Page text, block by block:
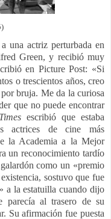
una actriz perturbada en
Green, y recibió muy
en Picture Post: «Si
o trescientos años, creo
bruja. Me da la curiosa
que no puede encontrar
escribió que estaba
actrices de cine más
la Academia a la Mejor
un reconocimiento tardío
como un «premio
sostuvo que fue
a la estatuilla cuando dijo
parecía al trasero de su
Su afirmación fue puesta